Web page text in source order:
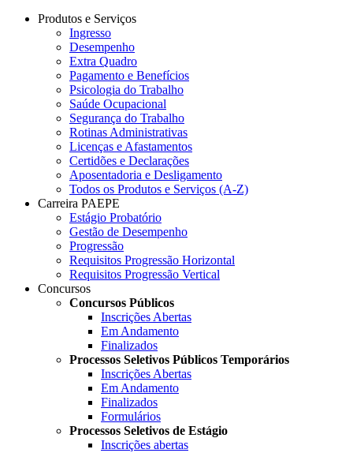
Produtos e Serviços
Ingresso
Desempenho
Extra Quadro
Pagamento e Benefícios
Psicologia do Trabalho
Saúde Ocupacional
Segurança do Trabalho
Rotinas Administrativas
Licenças e Afastamentos
Certidões e Declarações
Aposentadoria e Desligamento
Todos os Produtos e Serviços (A-Z)
Carreira PAEPE
Estágio Probatório
Gestão de Desempenho
Progressão
Requisitos Progressão Horizontal
Requisitos Progressão Vertical
Concursos
Concursos Públicos
Inscrições Abertas
Em Andamento
Finalizados
Processos Seletivos Públicos Temporários
Inscrições Abertas
Em Andamento
Finalizados
Formulários
Processos Seletivos de Estágio
Inscrições abertas